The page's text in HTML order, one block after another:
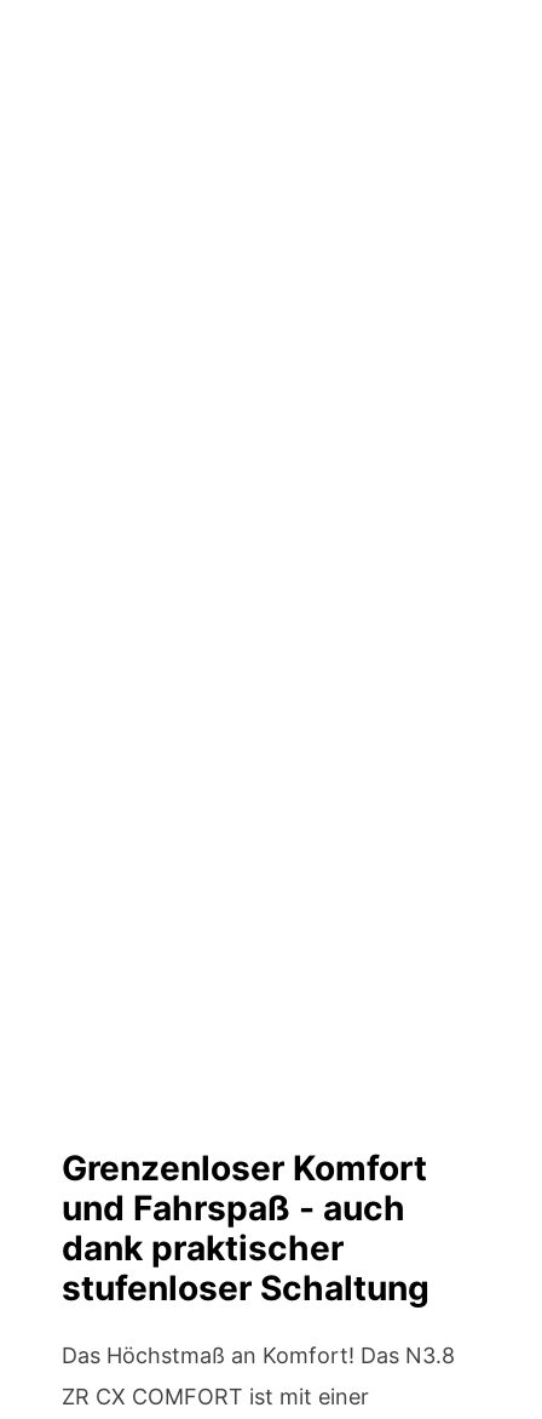
Grenzenloser Komfort
und Fahrspaß - auch
dank praktischer
stufenloser Schaltung
Das Höchstmaß an Komfort! Das N3.8
ZR CX COMFORT ist mit einer